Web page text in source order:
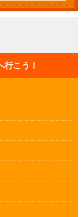
こう！